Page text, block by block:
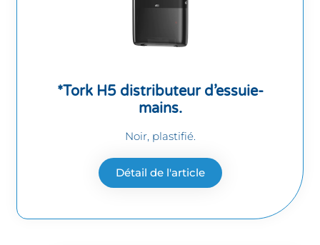
*Tork H5 distributeur d’essuie-
mains.
Noir, plastifié.
Détail de l'article